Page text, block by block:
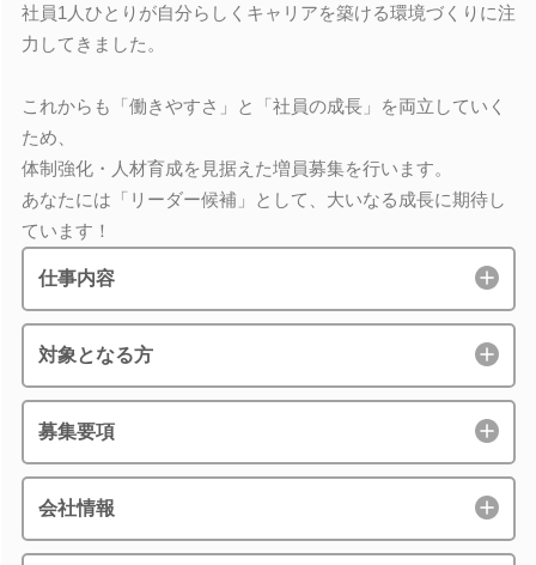
社員1人ひとりが自分らしくキャリアを築ける環境づくりに注
力してきました。
これからも「働きやすさ」と「社員の成長」を両立していく
ため、
体制強化・人材育成を見据えた増員募集を行います。
あなたには「リーダー候補」として、大いなる成長に期待し
ています！
仕事内容
対象となる方
募集要項
会社情報